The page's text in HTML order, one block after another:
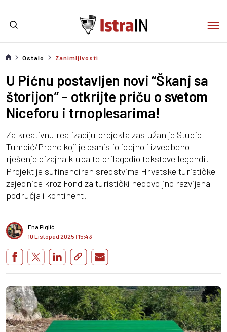
Ostalo Zanimljivosti
U Pićnu postavljen novi “Škanj sa
štorijon” – otkrijte priču o svetom
Niceforu i trnoplesarima!
Za kreativnu realizaciju projekta zaslužan je Studio
Tumpić/Prenc koji je osmislio idejno i izvedbeno
rješenje dizajna klupa te prilagodio tekstove legendi.
Projekt je sufinanciran sredstvima Hrvatske turističke
zajednice kroz Fond za turistički nedovoljno razvijena
područja i kontinent.
Ena Piglić
10 Listopad 2025 I 15:43